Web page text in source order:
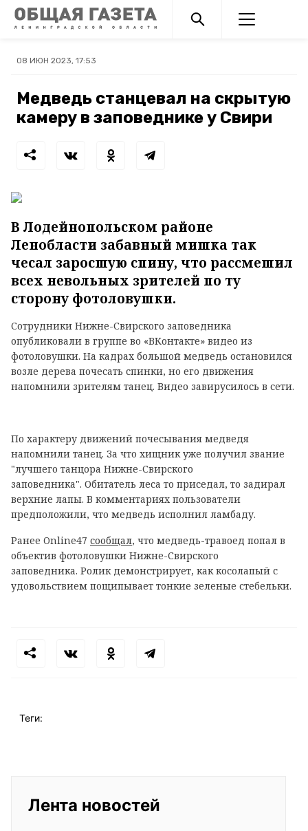
08 ИЮН 2023, 17:53
Медведь станцевал на скрытую
камеру в заповеднике у Свири
В Лодейнопольском районе
Ленобласти забавный мишка так
чесал заросшую спину, что рассмешил
всех невольных зрителей по ту
сторону фотоловушки.
Сотрудники Нижне-Свирского заповедника
опубликовали в группе во «ВКонтакте» видео из
фотоловушки. На кадрах большой медведь остановился
возле дерева почесать спинки, но его движения
напомнили зрителям танец. Видео завирусилось в сети.
По характеру движений почесывания медведя
напомнили танец. За что хищник уже получил звание
"лучшего танцора Нижне-Свирского
заповедника". Обитатель леса то приседал, то задирал
верхние лапы. В комментариях пользователи
предположили, что медведь исполнил ламбаду.
Ранее Online47 сообщал, что медведь-травоед попал в
объектив фотоловушки Нижне-Свирского
заповедника. Ролик демонстрирует, как косолапый с
удовольствием пощипывает тонкие зеленые стебельки.
Теги:
Лента новостей